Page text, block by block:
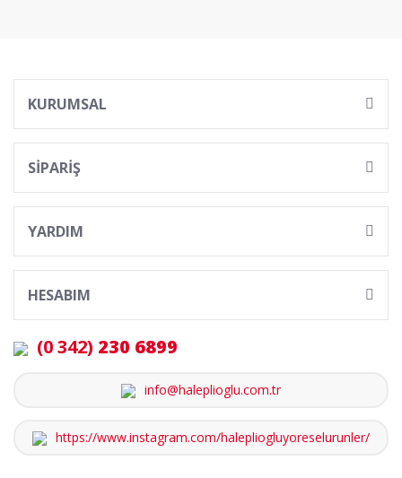
KURUMSAL
SİPARİŞ
YARDIM
HESABIM
(0 342) 230 6899
info@haleplioglu.com.tr
https://www.instagram.com/halepliogluyoreselurunler/